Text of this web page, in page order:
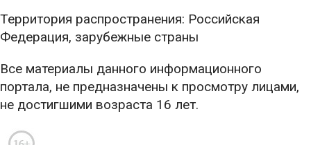
Территория распространения: Российская
Федерация, зарубежные страны
Все материалы данного информационного
портала, не предназначены к просмотру лицами,
не достигшими возраста 16 лет.